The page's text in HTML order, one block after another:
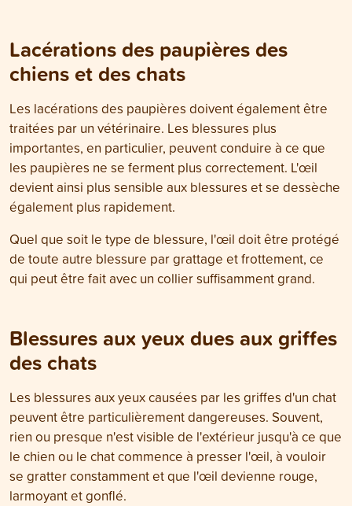
Lacérations des paupières des
chiens et des chats
Les lacérations des paupières doivent également être
traitées par un vétérinaire. Les blessures plus
importantes, en particulier, peuvent conduire à ce que
les paupières ne se ferment plus correctement. L'œil
devient ainsi plus sensible aux blessures et se dessèche
également plus rapidement.
Quel que soit le type de blessure, l'œil doit être protégé
de toute autre blessure par grattage et frottement, ce
qui peut être fait avec un collier suffisamment grand.
Blessures aux yeux dues aux griffes
des chats
Les blessures aux yeux causées par les griffes d'un chat
peuvent être particulièrement dangereuses. Souvent,
rien ou presque n'est visible de l'extérieur jusqu'à ce que
le chien ou le chat commence à presser l'œil, à vouloir
se gratter constamment et que l'œil devienne rouge,
larmoyant et gonflé.